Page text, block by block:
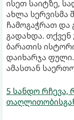
ისეთ საიტზე,
ახლა სერვისმა
ჩამოგაჭრათ
გადახდა.
ბარათის
დაიხარჯა
ამასთან
5 სანდო რჩევა,